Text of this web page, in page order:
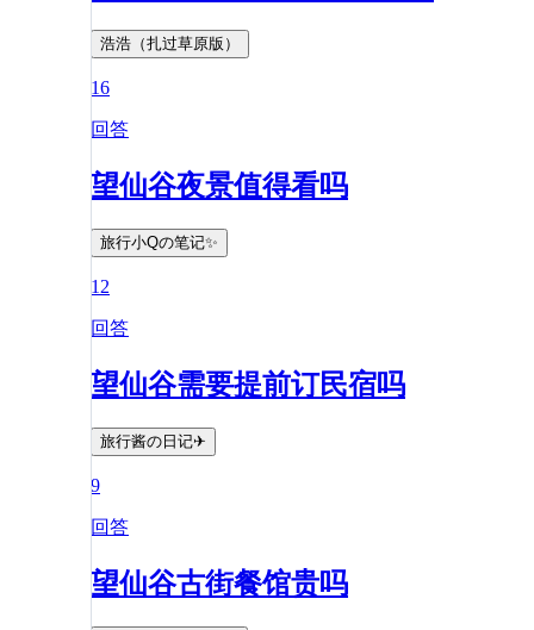
浩浩（扎过草原版）
16
回答
望仙谷夜景值得看吗
旅行小Qの笔记✨
12
回答
望仙谷需要提前订民宿吗
旅行酱の日记✈
9
回答
望仙谷古街餐馆贵吗